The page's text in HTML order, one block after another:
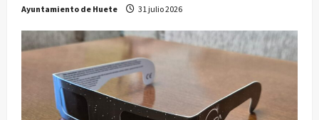
Ayuntamiento de Huete 31 julio 2026